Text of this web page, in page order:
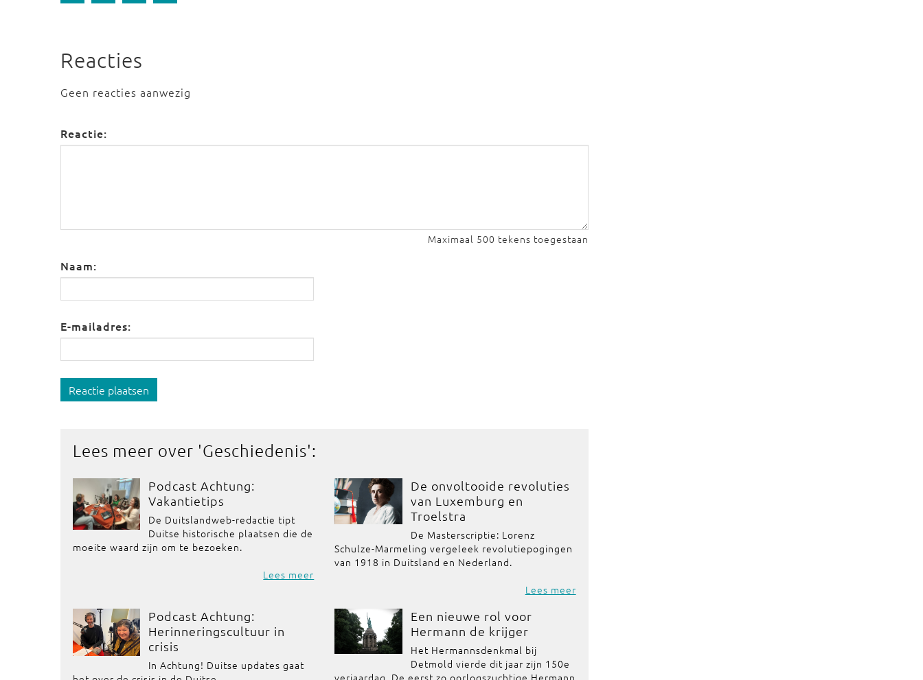
Reacties
Geen reacties aanwezig
Reactie:
Maximaal 500 tekens toegestaan
Naam:
E-mailadres:
Reactie plaatsen
Lees meer over 'Geschiedenis':
Podcast Achtung:
Vakantietips
De Duitslandweb-redactie tipt
Duitse historische plaatsen die de
moeite waard zijn om te bezoeken.
Lees meer
De onvoltooide revoluties
van Luxemburg en
Troelstra
De Masterscriptie: Lorenz
Schulze-Marmeling vergeleek revolutiepogingen
van 1918 in Duitsland en Nederland.
Lees meer
Podcast Achtung:
Herinneringscultuur in
crisis
In Achtung! Duitse updates gaat
Een nieuwe rol voor
Hermann de krijger
Het Hermannsdenkmal bij
Detmold vierde dit jaar zijn 150e
verjaardag. De eerst zo oorlogszuchtige Hermann